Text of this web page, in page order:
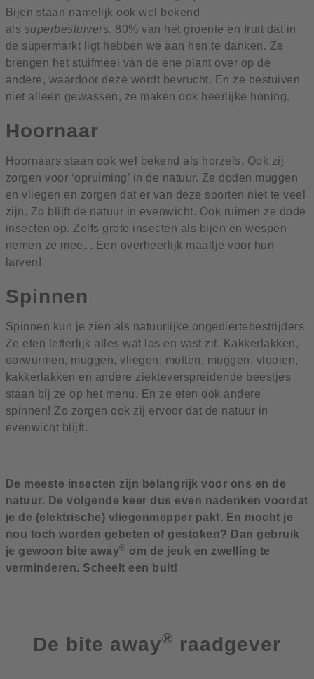
Bijen staan namelijk ook wel bekend
als superbestuivers. 80% van het groente en fruit dat in
de supermarkt ligt hebben we aan hen te danken. Ze
brengen het stuifmeel van de ene plant over op de
andere, waardoor deze wordt bevrucht. En ze bestuiven
niet alleen gewassen, ze maken ook heerlijke honing.
Hoornaar
Hoornaars staan ook wel bekend als horzels. Ook zij
zorgen voor ‘opruiming’ in de natuur. Ze doden muggen
en vliegen en zorgen dat er van deze soorten niet te veel
zijn. Zo blijft de natuur in evenwicht. Ook ruimen ze dode
insecten op. Zelfs grote insecten als bijen en wespen
nemen ze mee... Een overheerlijk maaltje voor hun
larven!
Spinnen
Spinnen kun je zien als natuurlijke ongediertebestrijders.
Ze eten letterlijk alles wat los en vast zit. Kakkerlakken,
oorwurmen, muggen, vliegen, motten, muggen, vlooien,
kakkerlakken en andere ziekteverspreidende beestjes
staan bij ze op het menu. En ze eten ook andere
spinnen! Zo zorgen ook zij ervoor dat de natuur in
evenwicht blijft.
De meeste insecten zijn belangrijk voor ons en de
natuur. De volgende keer dus even nadenken voordat
je de (elektrische) vliegenmepper pakt. En mocht je
nou toch worden gebeten of gestoken? Dan gebruik
je gewoon bite away® om de jeuk en zwelling te
verminderen. Scheelt een bult!
De bite away® raadgever